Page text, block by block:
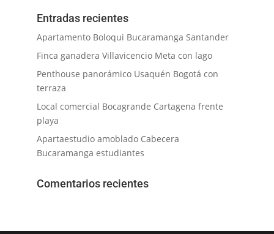
Entradas recientes
Apartamento Boloqui Bucaramanga Santander
Finca ganadera Villavicencio Meta con lago
Penthouse panorámico Usaquén Bogotá con
terraza
Local comercial Bocagrande Cartagena frente
playa
Apartaestudio amoblado Cabecera
Bucaramanga estudiantes
Comentarios recientes